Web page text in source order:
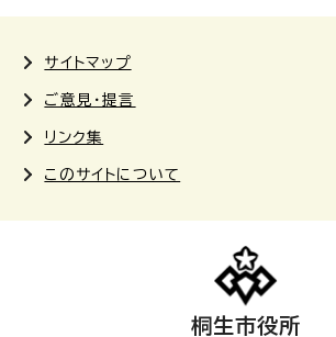
サイトマップ
ご意見・提言
リンク集
このサイトについて
桐生市役所